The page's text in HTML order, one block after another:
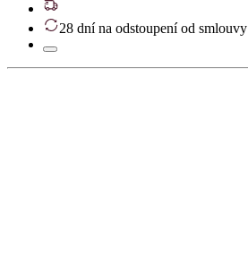
28 dní na odstoupení od smlouvy